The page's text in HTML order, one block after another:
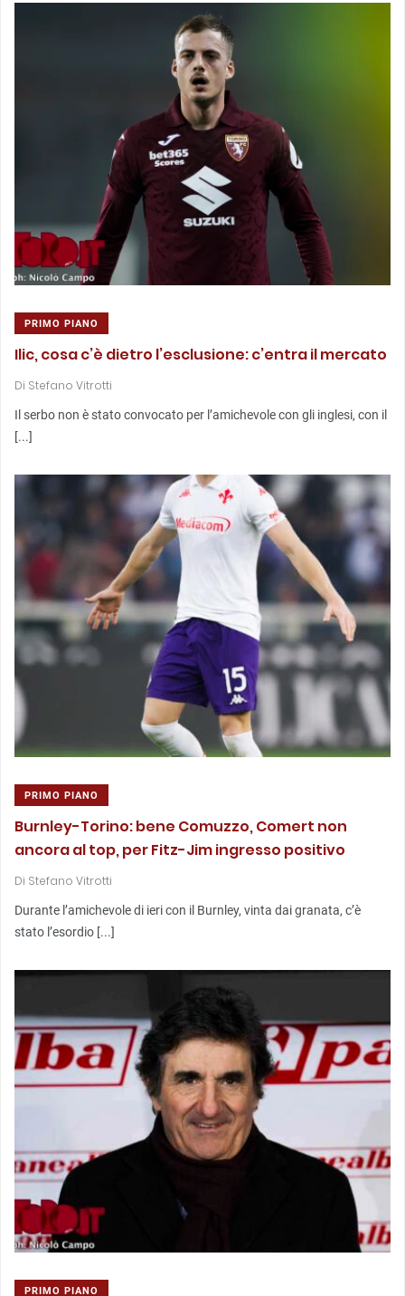
PRIMO PIANO
Ilic, cosa c’è dietro l’esclusione: c’entra il mercato
Di Stefano Vitrotti
Il serbo non è stato convocato per l’amichevole con gli inglesi, con il
[...]
PRIMO PIANO
Burnley-Torino: bene Comuzzo, Comert non
ancora al top, per Fitz-Jim ingresso positivo
Di Stefano Vitrotti
Durante l’amichevole di ieri con il Burnley, vinta dai granata, c’è
stato l’esordio [...]
PRIMO PIANO